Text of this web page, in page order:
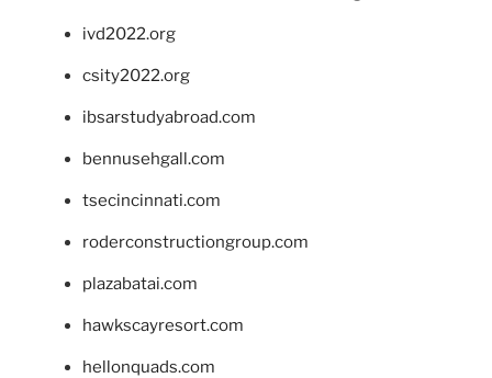
ivd2022.org
csity2022.org
ibsarstudyabroad.com
bennusehgall.com
tsecincinnati.com
roderconstructiongroup.com
plazabatai.com
hawkscayresort.com
hellonquads.com